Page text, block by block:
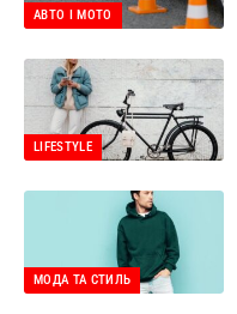
АВТО І МОТО
LIFESTYLE
МОДА ТА СТИЛЬ